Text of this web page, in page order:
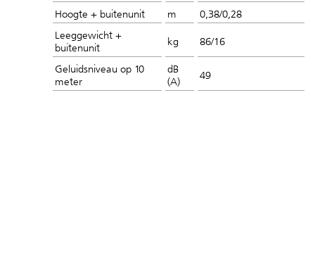
Hoogte + buitenunit
m
0,38/0,28
Leeggewicht +
buitenunit
kg 86/16
Geluidsniveau op 10
meter
dB
(A)
49